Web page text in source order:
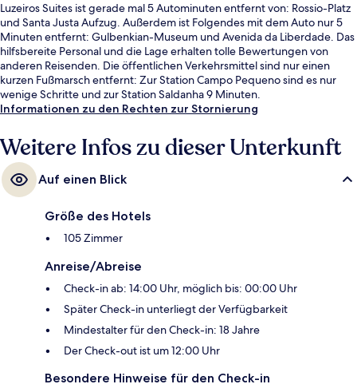
Luzeiros Suites ist gerade mal 5 Autominuten entfernt von: Rossio-Platz
und Santa Justa Aufzug. Außerdem ist Folgendes mit dem Auto nur 5
Minuten entfernt: Gulbenkian-Museum und Avenida da Liberdade. Das
hilfsbereite Personal und die Lage erhalten tolle Bewertungen von
anderen Reisenden. Die öffentlichen Verkehrsmittel sind nur einen
kurzen Fußmarsch entfernt: Zur Station Campo Pequeno sind es nur
wenige Schritte und zur Station Saldanha 9 Minuten.
Informationen zu den Rechten zur Stornierung
Weitere Infos zu dieser Unterkunft
Auf einen Blick
Größe des Hotels
105 Zimmer
Anreise/Abreise
Check-in ab: 14:00 Uhr, möglich bis: 00:00 Uhr
Später Check-in unterliegt der Verfügbarkeit
Mindestalter für den Check-in: 18 Jahre
Der Check-out ist um 12:00 Uhr
Besondere Hinweise für den Check-in